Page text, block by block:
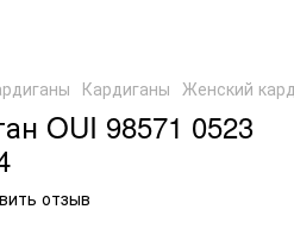
Кардиганы Женский
OUI 98571 0523
отзыв